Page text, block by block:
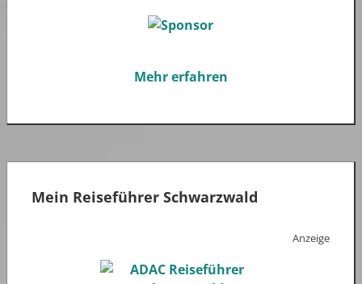
Mehr erfahren
Mein Reiseführer Schwarzwald
Anzeige